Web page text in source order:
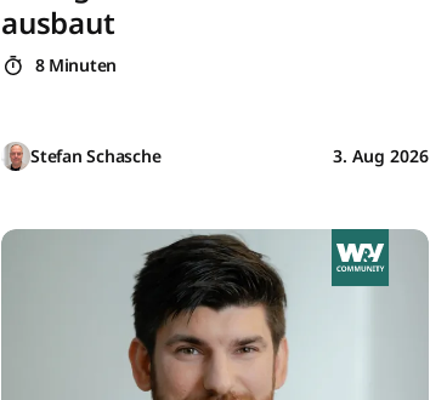
ausbaut
8 Minuten
Stefan Schasche 3. Aug 2026